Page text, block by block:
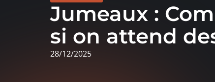
Jumeaux :
si on attend
28/12/2025